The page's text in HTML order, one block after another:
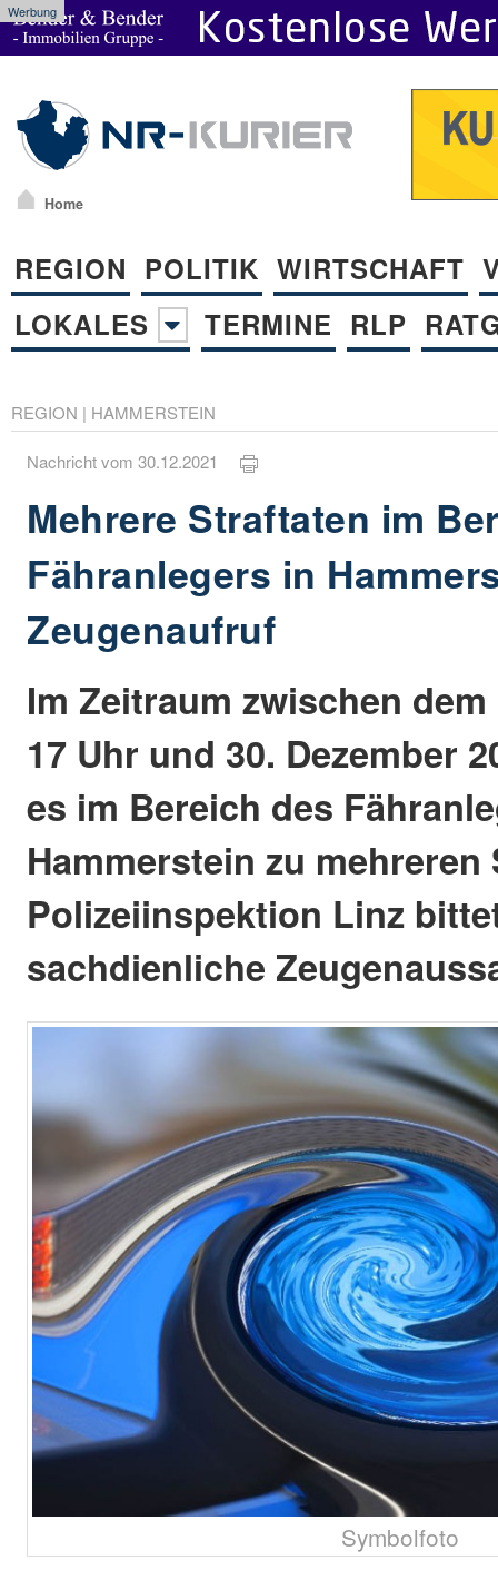
Werbung
Home
REGION POLITIK WIRTSCHAFT
LOKALES
TERMINE RLP
REGION | HAMMERSTEIN
Nachricht vom 30.12.2021
Mehrere Straftaten im
Fähranlegers in
Zeugenaufruf
Im Zeitraum zwischen
17 Uhr und 30. Dezember
es im Bereich des
Hammerstein zu
Polizeiinspektion Linz
sachdienliche
Symbolfoto